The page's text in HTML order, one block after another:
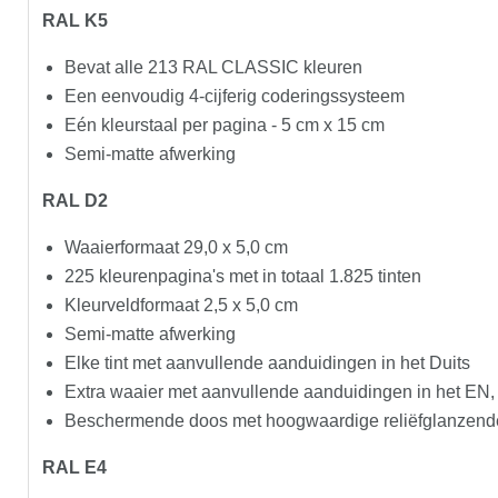
RAL K5
Bevat alle 213 RAL CLASSIC kleuren
Een eenvoudig 4-cijferig coderingssysteem
Eén kleurstaal per pagina - 5 cm x 15 cm
Semi-matte afwerking
RAL D2
Waaierformaat 29,0 x 5,0 cm
225 kleurenpagina's met in totaal 1.825 tinten
Kleurveldformaat 2,5 x 5,0 cm
Semi-matte afwerking
Elke tint met aanvullende aanduidingen in het Duits
Extra waaier met aanvullende aanduidingen in het
Beschermende doos met hoogwaardige
RAL E4